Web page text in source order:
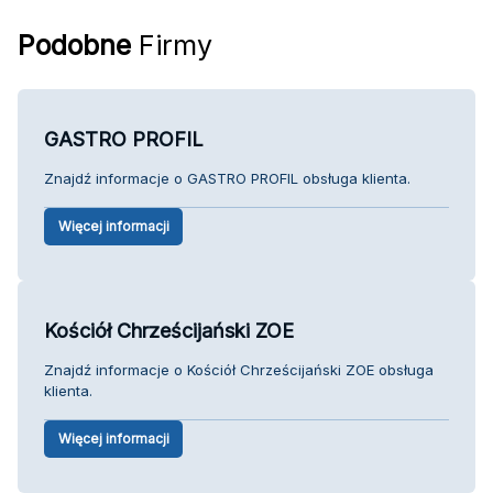
Podobne Firmy
GASTRO PROFIL
Znajdź informacje o GASTRO PROFIL obsługa klienta.
Więcej informacji
Kościół Chrześcijański ZOE
Znajdź informacje o Kościół Chrześcijański ZOE obsługa
klienta.
Więcej informacji